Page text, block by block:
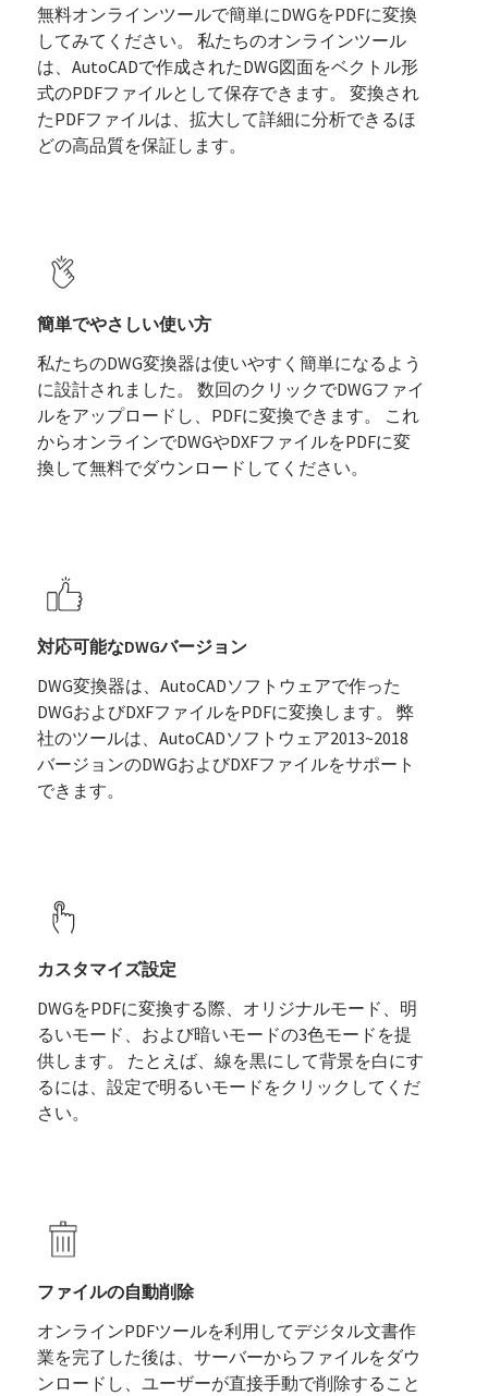
無料オンラインツールで簡単にDWGをPDFに変換
してみてください。 私たちのオンラインツール
は、AutoCADで作成されたDWG図面をベクトル形
式のPDFファイルとして保存できます。 変換され
たPDFファイルは、拡大して詳細に分析できるほ
どの高品質を保証します。
簡単でやさしい使い方
私たちのDWG変換器は使いやすく簡単になるよう
に設計されました。 数回のクリックでDWGファイ
ルをアップロードし、PDFに変換できます。 これ
からオンラインでDWGやDXFファイルをPDFに変
換して無料でダウンロードしてください。
対応可能なDWGバージョン
DWG変換器は、AutoCADソフトウェアで作った
DWGおよびDXFファイルをPDFに変換します。 弊
社のツールは、AutoCADソフトウェア2013~2018
バージョンのDWGおよびDXFファイルをサポート
できます。
カスタマイズ設定
DWGをPDFに変換する際、オリジナルモード、明
るいモード、および暗いモードの3色モードを提
供します。 たとえば、線を黒にして背景を白にす
るには、設定で明るいモードをクリックしてくだ
さい。
ファイルの自動削除
オンラインPDFツールを利用してデジタル文書作
業を完了した後は、サーバーからファイルをダウ
ンロードし、ユーザーが直接手動で削除すること